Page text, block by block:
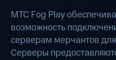
МТС Fog Play
возможность
серверам мерчантов
Серверы